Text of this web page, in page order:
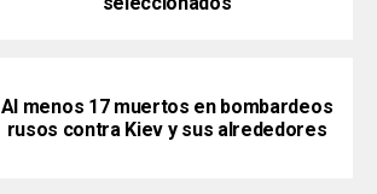
Al menos 17 muertos en bombardeos
rusos contra Kiev y sus alrededores